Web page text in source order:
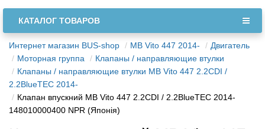
КАТАЛОГ ТОВАРОВ
Интернет магазин BUS-shop MB Vito 447 2014-
Двигатель
Моторная группа
Клапаны / направляющие втулки
Клапаны / направляющие втулки MB Vito 447 2.2CDI /
2.2BlueTEC 2014-
Клапан впускний MB Vito 447 2.2CDI / 2.2BlueTEC 2014-
148010000400 NPR (Японія)